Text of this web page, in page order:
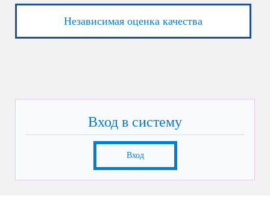
Независимая оценка качества
Вход в систему
Вход